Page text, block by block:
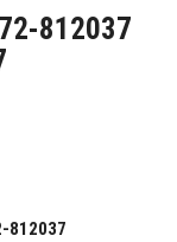
812037
812037